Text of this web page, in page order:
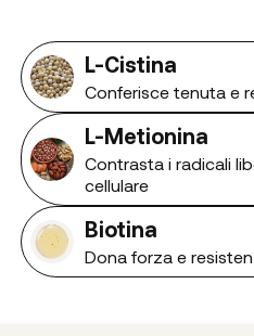
L-Cistina
Conferisce tenuta e
L-Metionina
Contrasta i radicali
cellulare
Biotina
Dona forza e